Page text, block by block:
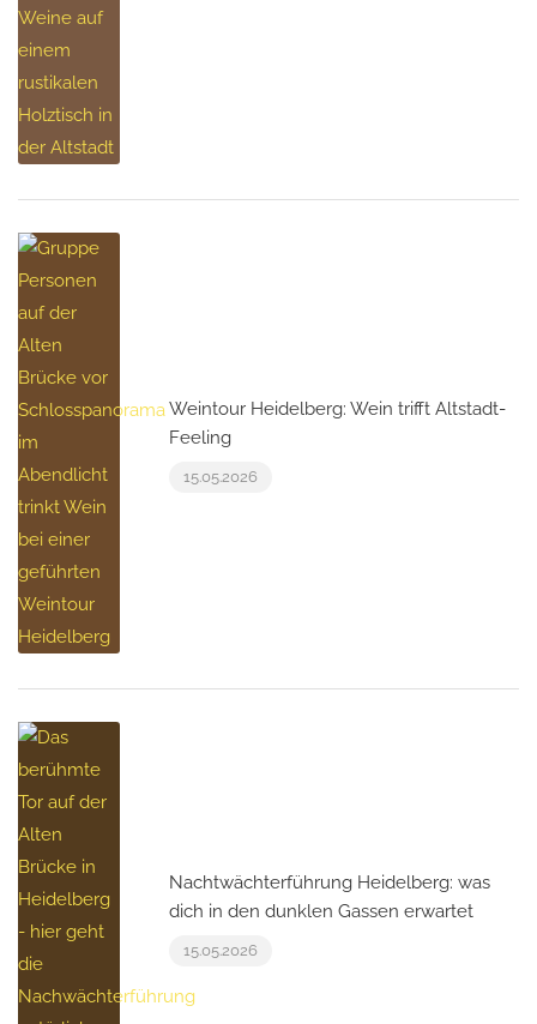
Weintour Heidelberg: Wein trifft Altstadt-
Feeling
15.05.2026
Nachtwächterführung Heidelberg: was
dich in den dunklen Gassen erwartet
15.05.2026